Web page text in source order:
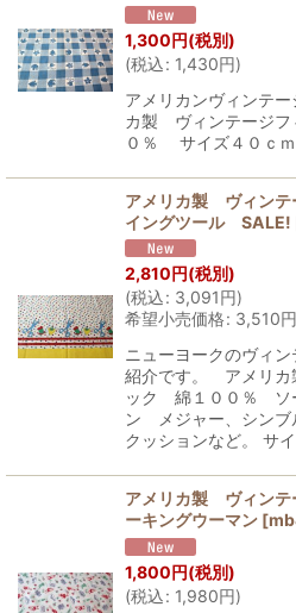
1,300円(税別)
(税込: 1,430円)
アメリカンヴィンテ
カ製 ヴィンテージ
０％ サイズ４０ｃｍ
アメリカ製 ヴィン
イングツール SALE!
2,810円(税別)
(税込: 3,091円)
希望小売価格: 3,510円
ニューヨークのヴィ
紹介です。 アメリカ
ック 綿１００％ ソ
ン メジャー、シンブ
クッションなど。 サ
アメリカ製 ヴィン
ーキングウーマン [
1,800円(税別)
(税込: 1,980円)